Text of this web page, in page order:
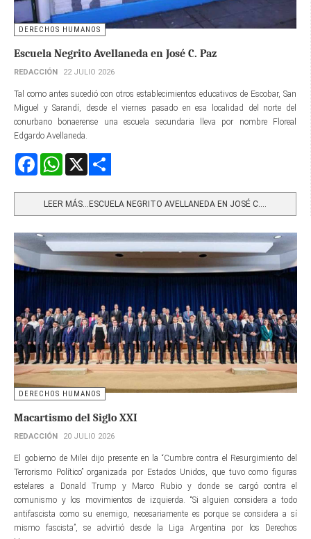
DERECHOS HUMANOS
Escuela Negrito Avellaneda en José C. Paz
REDACCIÓN 22 JULIO 2026
Tal como antes sucedió con otros establecimientos educativos de Escobar, San
Miguel y Sarandí, desde el viernes pasado en esa localidad del norte del
conurbano bonaerense una escuela secundaria lleva por nombre Floreal
Edgardo Avellaneda.
FacebookWhatsApp
LEER MÁS…ESCUELA NEGRITO AVELLANEDA EN JOSÉ C....
DERECHOS HUMANOS
Macartismo del Siglo XXI
REDACCIÓN 20 JULIO 2026
El gobierno de Milei dijo presente en la “Cumbre contra el Resurgimiento del
Terrorismo Político” organizada por Estados Unidos, que tuvo como figuras
estelares a Donald Trump y Marco Rubio y donde se cargó contra el
comunismo y los movimientos de izquierda. “Si alguien considera a todo
antifascista como su enemigo, necesariamente es porque se considera a sí
mismo fascista”, se advirtió desde la Liga Argentina por los Derechos